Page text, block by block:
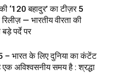
‘120 बहादुर’ का टीज़र 5
— भारतीय वीरता की
पर्दे पर
भारत के लिए दुनिया का कंटेंट
अविश्वसनीय समय है : श्रद्धा